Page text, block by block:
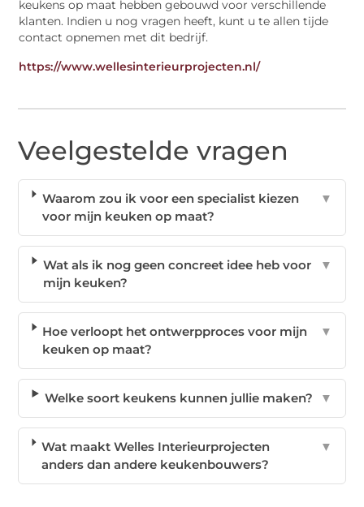
keukens op maat hebben gebouwd voor verschillende
klanten. Indien u nog vragen heeft, kunt u te allen tijde
contact opnemen met dit bedrijf.
https://www.wellesinterieurprojecten.nl/
Veelgestelde vragen
Waarom zou ik voor een specialist kiezen
voor mijn keuken op maat?
▼
Wat als ik nog geen concreet idee heb voor
mijn keuken?
▼
Hoe verloopt het ontwerpproces voor mijn
keuken op maat?
▼
Welke soort keukens kunnen jullie maken? ▼
Wat maakt Welles Interieurprojecten
anders dan andere keukenbouwers?
▼